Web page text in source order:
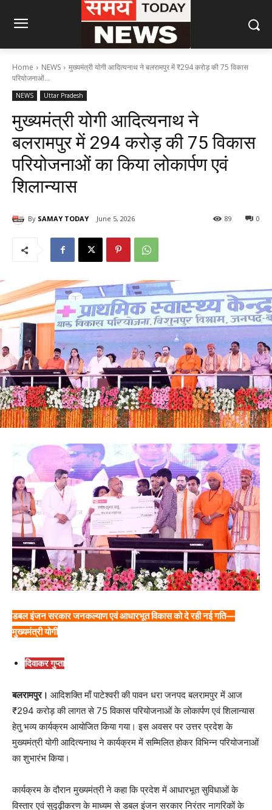
Home NEWS
मुख्यमंत्री योगी आदित्यनाथ ने बलरामपुर में ₹294 करोड़ की 75 विकास
परियोजनाओं...
NEWS Uttar Pradesh
मुख्यमंत्री योगी आदित्यनाथ ने
बलरामपुर में ₹294 करोड़ की 75 विकास
परियोजनाओं का किया लोकार्पण एवं
शिलान्यास
By SAMAY TODAY June 5, 2026 0
89
डबल इंजन सरकार जनकल्याण एवं आधारभूत विकास को दे रही नई गति—
मुख्यमंत्री योगी
दिवाकर गुप्ता
बलरामपुर। आदिशक्ति माँ पाटेश्वरी की पावन धरा जनपद बलरामपुर में आज
₹294 करोड़ की लागत से 75 विकास परियोजनाओं के लोकार्पण एवं शिलान्यास
हेतु भव्य कार्यक्रम आयोजित किया गया। इस अवसर पर उत्तर प्रदेश के
मुख्यमंत्री योगी आदित्यनाथ ने कार्यक्रम में सम्मिलित होकर विभिन्न परियोजनाओं
का शुभारंभ किया।
कार्यक्रम के दौरान मुख्यमंत्री ने कहा कि प्रदेश में आधारभूत सुविधाओं के
विस्तार एवं सुदृढ़ीकरण के माध्यम से डबल इंजन सरकार निरंतर नागरिकों के